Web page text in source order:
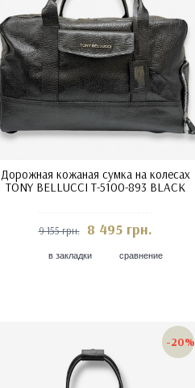
Дорожная кожаная сумка на колесах
TONY BELLUCCI T-5100-893 BLACK
9 155 грн. 8 495 грн.
в закладки сравнение
-20%